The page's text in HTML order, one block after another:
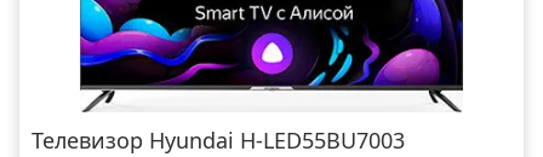
Телевизор Hyundai H-LED55BU7003